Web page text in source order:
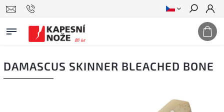
Hledat
DAMASCUS SKINNER BLEACHED BONE